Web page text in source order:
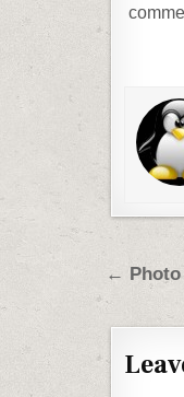
Post
← Photo